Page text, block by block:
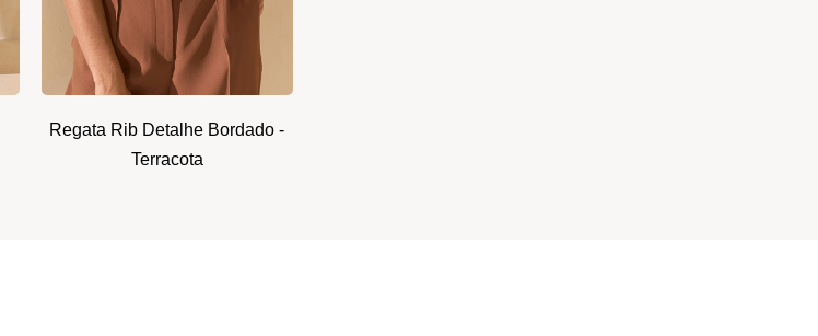
Regata Rib Detalhe Bordado -
Terracota